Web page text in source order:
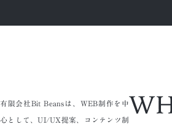
有限会社Bit Beansは、WEB制作を中
心として、UI/UX提案、コンテンツ制